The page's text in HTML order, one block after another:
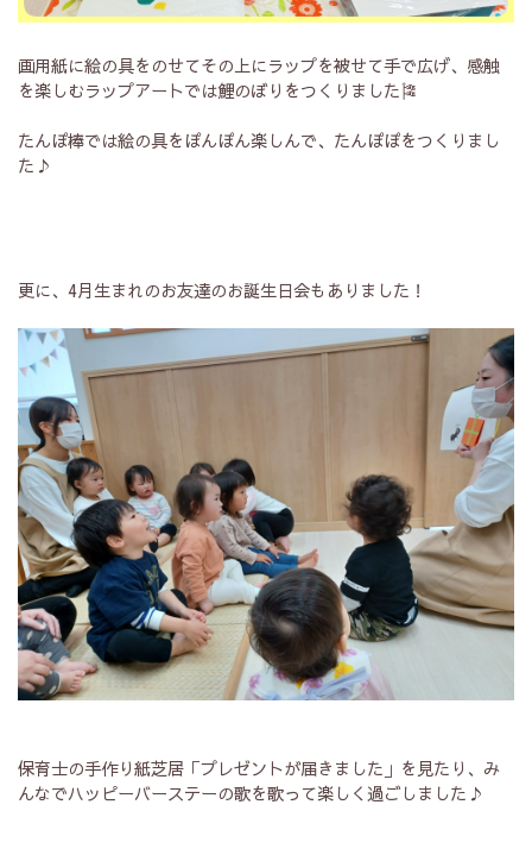
画用紙に絵の具をのせてその上にラップを被せて手で広げ、感触
を楽しむラップアートでは鯉のぼりをつくりました🎏
たんぽ棒では絵の具をぽんぽん楽しんで、たんぽぽをつくりまし
た♪
更に、4月生まれのお友達のお誕生日会もありました！
保育士の手作り紙芝居「プレゼントが届きました」を見たり、み
んなでハッピーバーステーの歌を歌って楽しく過ごしました♪